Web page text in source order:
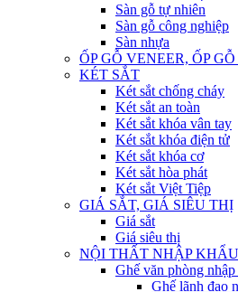
Sàn gỗ tự nhiên
Sàn gỗ công nghiệp
Sàn nhựa
ỐP GỖ VENEER, ỐP
KÉT SẮT
Két sắt chống cháy
Két sắt an toàn
Két sắt khóa vân tay
Két sắt khóa điện tử
Két sắt khóa cơ
Két sắt hòa phát
Két sắt Việt Tiệp
GIÁ SẮT, GIÁ SIÊU THỊ
Giá sắt
Giá siêu thị
NỘI THẤT NHẬP KHẨU
Ghế văn phòng nhập
Ghế lãnh đạo